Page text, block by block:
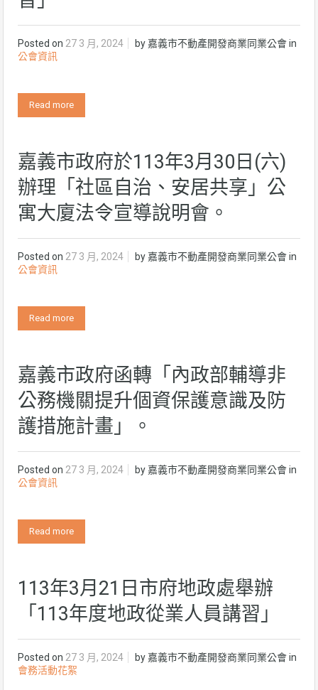
Posted on 27 3 月, 2024 by 嘉義市不動產開發商業同業公會in
公會資訊
Read more
嘉義市政府於113年3月30日(六)
辦理「社區自治、安居共享」公
寓大廈法令宣導說明會。
Posted on 27 3 月, 2024 by 嘉義市不動產開發商業同業公會in
公會資訊
Read more
嘉義市政府函轉「內政部輔導非
公務機關提升個資保護意識及防
護措施計畫」。
Posted on 27 3 月, 2024 by 嘉義市不動產開發商業同業公會in
公會資訊
Read more
113年3月21日市府地政處舉辦
「113年度地政從業人員講習」
Posted on 27 3 月, 2024 by 嘉義市不動產開發商業同業公會in
會務活動花絮